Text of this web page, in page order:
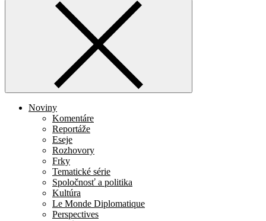
Noviny
Komentáre
Reportáže
Eseje
Rozhovory
Frky
Tematické série
Spoločnosť a politika
Kultúra
Le Monde Diplomatique
Perspectives